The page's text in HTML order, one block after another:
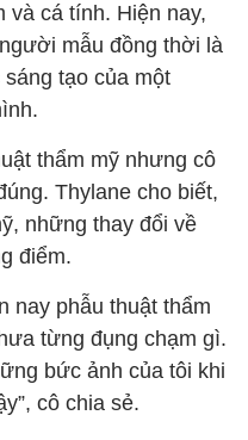
và cá tính. Hiện nay,
mẫu đồng thời là
tạo của một
thẩm mỹ nhưng cô
Thylane cho biết,
những thay đổi về
điểm.
nay phẫu thuật thẩm
từng đụng chạm gì.
bức ảnh của tôi khi
cô chia sẻ.